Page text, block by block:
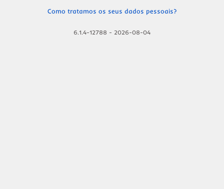
Como tratamos os seus dados pessoais?
6.1.4-12788 - 2026-08-04